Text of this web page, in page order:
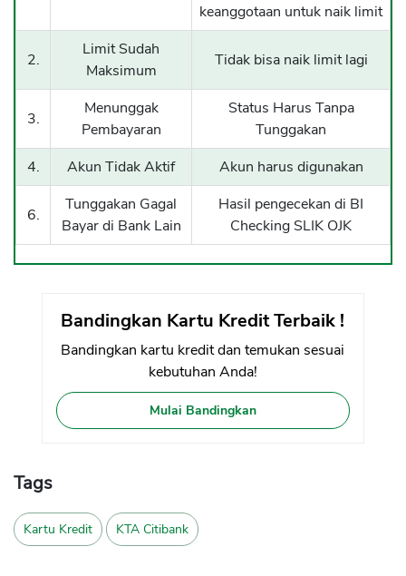
keanggotaan untuk naik limit
2.
Limit Sudah
Maksimum
Tidak bisa naik limit lagi
3.
Menunggak
Pembayaran
Status Harus Tanpa
Tunggakan
4.
Akun Tidak Aktif Akun harus digunakan
6.
Tunggakan Gagal
Bayar di Bank Lain
Hasil pengecekan di BI
Checking SLIK OJK
Bandingkan Kartu Kredit Terbaik !
Bandingkan kartu kredit dan temukan sesuai
kebutuhan Anda!
Mulai Bandingkan
Tags
Kartu Kredit KTA Citibank